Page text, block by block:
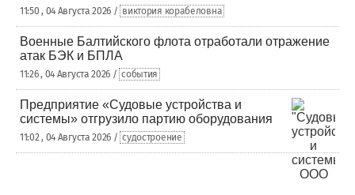
11:50 , 04 Августа 2026 / виктория корабеловна
Военные Балтийского флота отработали отражение
атак БЭК и БПЛА
11:26 , 04 Августа 2026 / события
Предприятие «Судовые устройства и
системы» отгрузило партию оборудования
11:02 , 04 Августа 2026 / судостроение